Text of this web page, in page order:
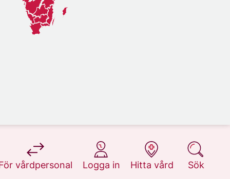
vårdpersonal
på 1177.se
Logga in
på 1177.se
Hitta vård
på 1177.se
Sök
på 1177.se